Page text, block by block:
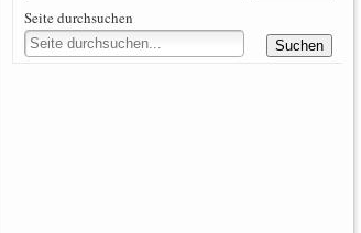
Seite durchsuchen